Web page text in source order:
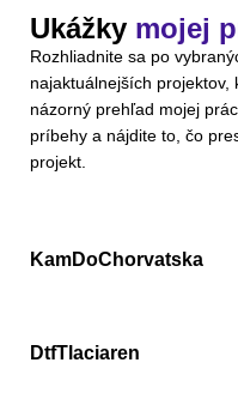
Ukážky mojej
Rozhliadnite sa po
najaktuálnejších projektov,
názorný prehľad mojej
príbehy a nájdite to, čo
projekt.
KamDoChorvatska
DtfTlaciaren